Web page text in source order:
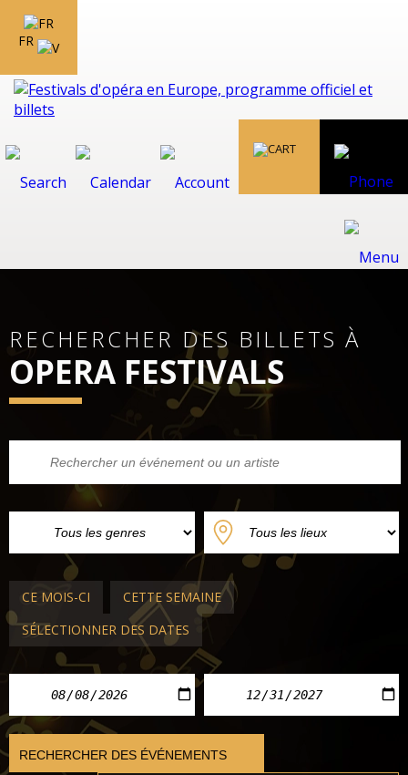
FR
RECHERCHER DES BILLETS À
OPERA FESTIVALS
CE MOIS-CI
CETTE SEMAINE
SÉLECTIONNER DES DATES